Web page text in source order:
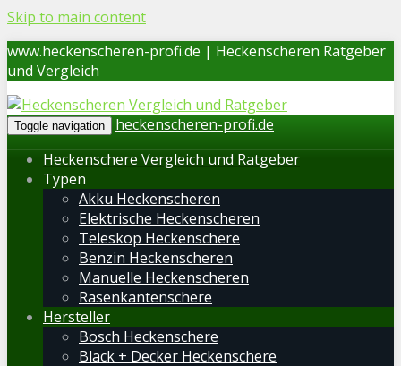
Skip to main content
www.heckenscheren-profi.de | Heckenscheren Ratgeber
und Vergleich
Toggle navigation
heckenscheren-profi.de
Heckenschere Vergleich und Ratgeber
Typen
Akku Heckenscheren
Elektrische Heckenscheren
Teleskop Heckenschere
Benzin Heckenscheren
Manuelle Heckenscheren
Rasenkantenschere
Hersteller
Bosch Heckenschere
Black + Decker Heckenschere